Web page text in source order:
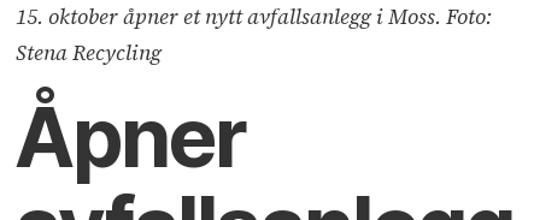
15. oktober åpner et nytt avfallsanlegg i Moss. Foto:
Stena Recycling
Åpner